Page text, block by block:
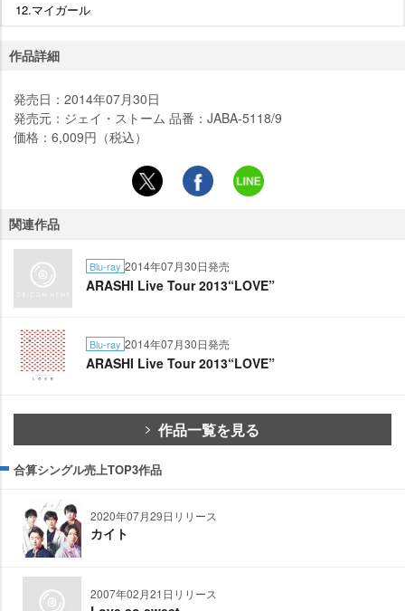
12.マイガール
作品詳細
発売日：2014年07月30日
発売元：ジェイ・ストーム 品番：JABA-5118/9
価格：6,009円（税込）
関連作品
Blu-ray 2014年07月30日発売
ARASHI Live Tour 2013“LOVE”
Blu-ray 2014年07月30日発売
ARASHI Live Tour 2013“LOVE”
作品一覧を見る
合算シングル売上TOP3作品
2020年07月29日リリース
カイト
2007年02月21日リリース